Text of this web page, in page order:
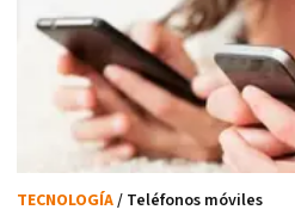
TECNOLOGÍA/ Teléfonos móviles